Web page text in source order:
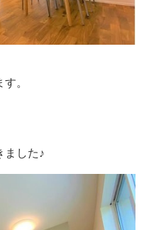
。
ました♪